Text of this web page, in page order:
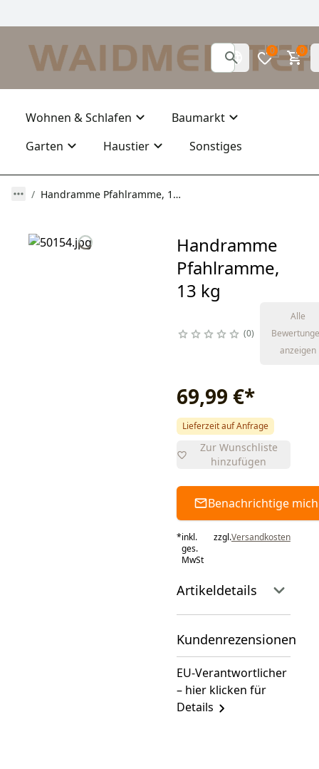
0 0
Wohnen & Schlafen
Baumarkt
Garten
Haustier Sonstiges
Handramme Pfahlramme, 13 kg
Handramme
Pfahlramme,
13 kg
0
Alle
anzeigen
69,99 €*
Lieferzeit auf Anfrage
Zur Wunschliste
hinzufügen
Benachrichtige mich
*inkl.
ges.
MwSt
zzgl.Versandkosten
Artikeldetails
Kundenrezensionen
EU-Verantwortlicher
– hier klicken für
Details